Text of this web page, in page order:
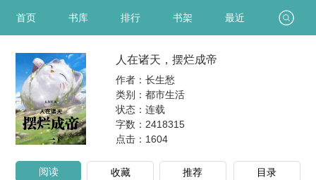
首页 书库 排行 书架 最近
人在诸天，摆烂成帝
作者：长生愁
类别：都市生活
状态：连载
字数：2418315
点击： 1604
阅读 收藏 推荐 目录